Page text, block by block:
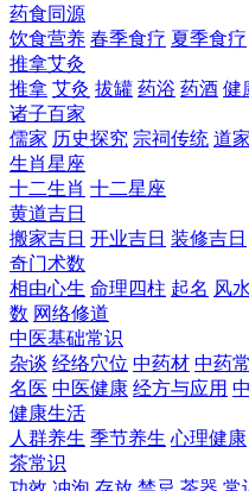
药食同源
饮食营养 春季食疗 夏季食疗
推拿艾灸
推拿 艾灸 拔罐 药浴 药酒 健
诸子百家
儒家 历史探究 宗祠传统 道家
生肖星座
十二生肖 十二星座
黄道吉日
搬家吉日 开业吉日 装修吉日
奇门术数
相由心生 命理四柱 起名 风水
数 网络修道
中医基础常识
杂谈 经络穴位 中药材 中药
名医 中医健康 经方与应用
健康生活
人群养生 季节养生 心理健康
茶常识